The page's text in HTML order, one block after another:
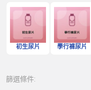
初生尿片 學行褲尿片
篩選條件: